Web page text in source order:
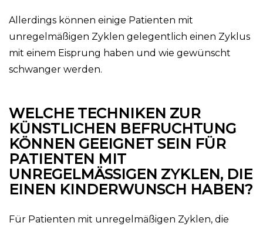
Allerdings können einige Patienten mit
unregelmäßigen Zyklen gelegentlich einen Zyklus
mit einem Eisprung haben und wie gewünscht
schwanger werden.
WELCHE TECHNIKEN ZUR
KÜNSTLICHEN BEFRUCHTUNG
KÖNNEN GEEIGNET SEIN FÜR
PATIENTEN MIT
UNREGELMÄSSIGEN ZYKLEN, DIE E
INEN KINDERWUNSCH HABEN?
Für Patienten mit unregelmäßigen Zyklen, die